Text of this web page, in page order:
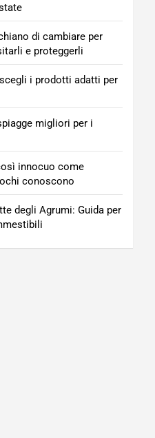
di cambiare per
e proteggerli
i prodotti adatti per
migliori per i
innocuo come
conoscono
degli Agrumi: Guida per